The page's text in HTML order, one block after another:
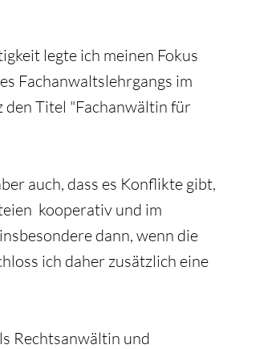
legte ich meinen Fokus
Fachanwaltslehrgangs im
den Titel "Fachanwältin für
auch, dass es Konflikte gibt,
kooperativ und im
dann, wenn die
ich daher zusätzlich eine
Rechtsanwältin und